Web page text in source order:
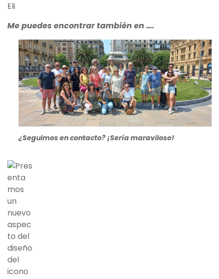
Eli
Me puedes encontrar también en ….
¿Seguimos en contacto? ¡Sería maraviloso!